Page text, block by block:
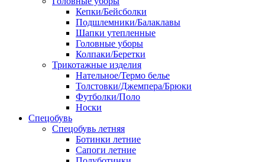
Кепки/Бейсболки
Подшлемники/Балаклавы
Шапки утепленные
Головные уборы
Колпаки/Беретки
Трикотажные изделия
Нательное/Термо белье
Толстовки/Джемпера/Брюки
Футболки/Поло
Носки
Спецобувь
Спецобувь летняя
Ботинки летние
Сапоги летние